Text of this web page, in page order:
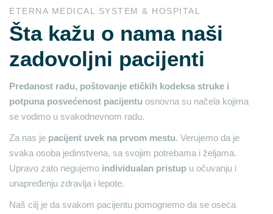
ETERNA MEDICAL SYSTEM & HOSPITAL
Šta kažu o nama naši
zadovoljni pacijenti
Predanost radu, poštovanje etičkih kodeksa struke i
potpuna posvećenost pacijentu osnovna su načela kojima
se vodimo u svakodnevnom radu.
Za nas je pacijent uvek na prvom mestu. Verujemo da je
svaka osoba jedinstvena, sa svojim potrebama i željama.
Upravo zato negujemo individualan pristup u očuvanju i
unapređenju zdravlja i lepote.
Naš cilj je da svakom pacijentu pomognemo da se oseća